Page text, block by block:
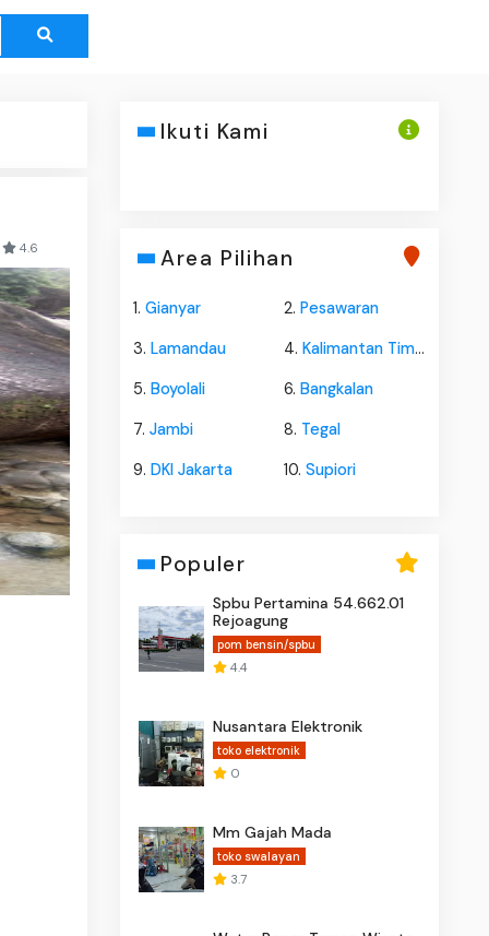
4.6
Ikuti Kami
Area Pilihan
1.Gianyar 2. Pesawaran
3.Lamandau 4. Kalimantan Timur
5.Boyolali 6. Bangkalan
7.Jambi 8. Tegal
9.DKI Jakarta 10. Supiori
Populer
Spbu Pertamina 54.662.01
Rejoagung
pom bensin/spbu
4.4
Nusantara Elektronik
toko elektronik
0
Mm Gajah Mada
toko swalayan
3.7